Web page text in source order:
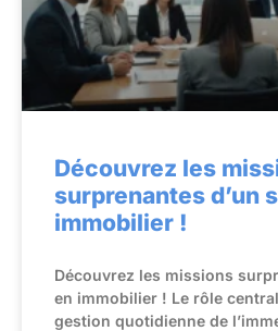
Découvrez les
surprenantes d’un
immobilier !
Découvrez les missions
en immobilier ! Le rôle
gestion quotidienne de